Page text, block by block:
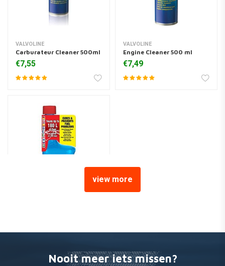
VALVOLINE
Carburateur Cleaner 500ml
€7,55
VALVOLINE
Engine Cleaner 500 ml
€7,49
view more
Nooit meer iets missen?